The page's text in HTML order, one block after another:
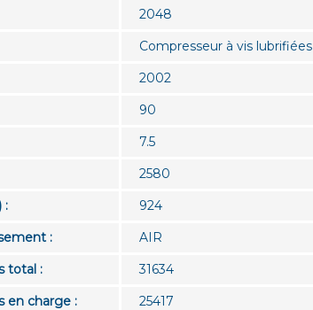
2048
Compresseur à vis lubrifiées
2002
90
7.5
2580
:
924
:
AIR
total :
31634
en charge :
25417